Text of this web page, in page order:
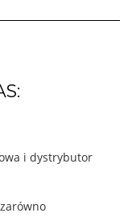
i dystrybutor